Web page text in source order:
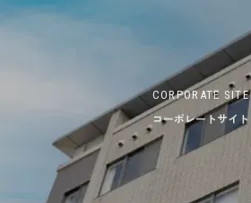
CORPORATE SITE
コーポレートサイト